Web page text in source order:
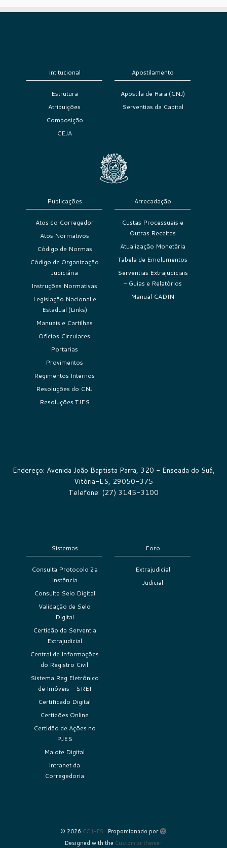
Intitucional
Estrutura
Atribuições
Composição
CEJA
Apostilamento
Apostila de Haia (CNJ)
Serventias da Capital
Publicações
Atos do Corregedor
Atos Normativos
Código de Normas
Código de Organização
Judiciária
Instruções Normativas
Legislação Nacional e
Estadual (Links)
Manuais e Cartilhas
Ofícios Circulares
Portarias
Provimentos
Regimentos Internos
Resoluções do CNJ
Resoluções TJES
Arrecadação
Custas Processuais e
Outras Receitas
Atualização Monetária
Tabela de Emolumentos
Serventias Extrajudiciais
– Guias e Relatórios
Manual CADIN
Endereço: Avenida João Baptista Parra, 320 - Enseada do Suá,
Vitória-ES, 29050-375
Telefone: (27) 3145-3100
Sistemas
Consulta Protocolo 2a
Instância
Consulta Selo Digital
Validação de Selo
Digital
Certidão da Serventia
Extrajudicial
Central de Informações
do Registro Civil
Sistema Reg Eletrônico
de Imóveis – SREI
Certificado Digital
Certidões Online
Certidão de Ações no
PJES
Malote Digital
Intranet da
Corregedoria
Foro
Extrajudicial
Judicial
· © 2026 CGJ-ES · Proporcionado por
·
Designed with the Customizr theme ·